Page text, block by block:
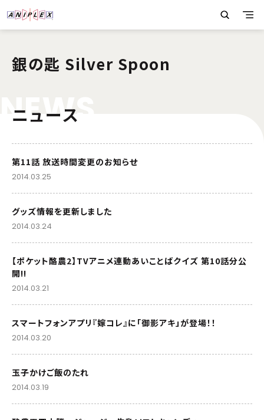
銀の匙 Silver Spoon
NEWS
ニュース
第11話 放送時間変更のお知らせ
2014.03.25
グッズ情報を更新しました
2014.03.24
【ポケット酪農2】TVアニメ連動あいことばクイズ 第10話分公
開!!
2014.03.21
スマートフォンアプリ『嫁コレ』に「御影アキ」が登場！！
2014.03.20
玉子かけご飯のたれ
2014.03.19